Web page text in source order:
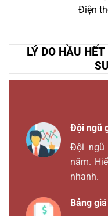
Điện
LÝ DO HẦU
Đội ngũ
Đội ngũ
năm.
nhanh.
Bảng